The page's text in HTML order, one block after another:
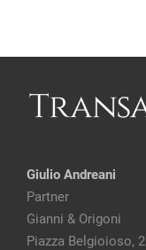
Giulio Andreani
Partner
Gianni & Origoni
Piazza Belgioioso, 2